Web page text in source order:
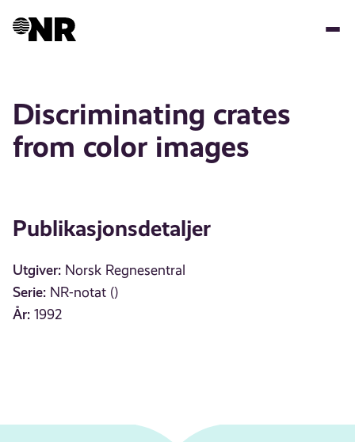
Discriminating crates
from color images
Publikasjonsdetaljer
Utgiver: Norsk Regnesentral
Serie: NR-notat ()
År: 1992